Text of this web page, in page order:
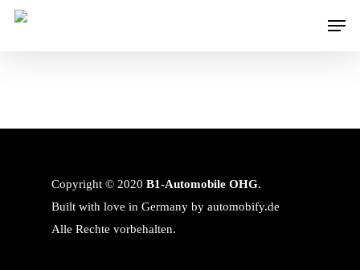
Copyright © 2020 B1-Automobile OHG.
Built with love in Germany by automobify.de
Alle Rechte vorbehalten.